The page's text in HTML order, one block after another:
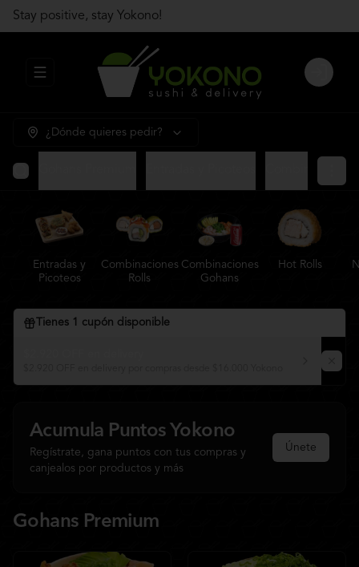
Stay positive, stay Yokono!
Abrir menu de navegación Login
¿Dónde quieres pedir?
Entradas y
Picoteos
Combinaciones
Rolls
Combinaciones
Gohans
Hot Rolls
Tienes 1 cupón disponible
Acumula Puntos Yokono
Regístrate, gana puntos con tus compras y
canjealos por productos y más
Únete
Gohans Premium